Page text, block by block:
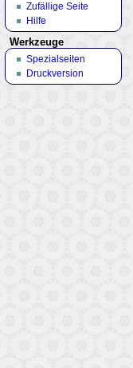
Zufällige Seite
Hilfe
Werkzeuge
Spezialseiten
Druckversion